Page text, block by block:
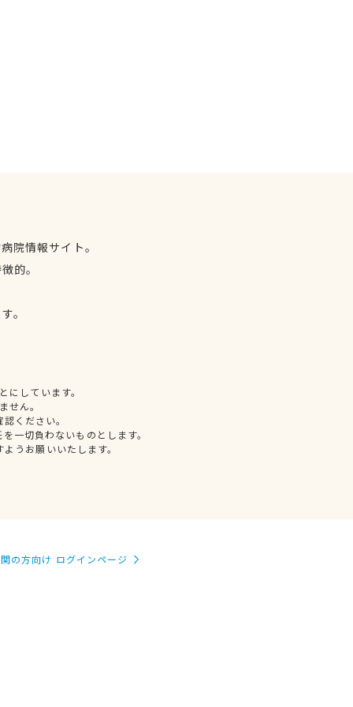
院情報サイト。
的。
。
しています。
せん。
ください。
一切負わないものとします。
うお願いいたします。
の方向け ログインページ